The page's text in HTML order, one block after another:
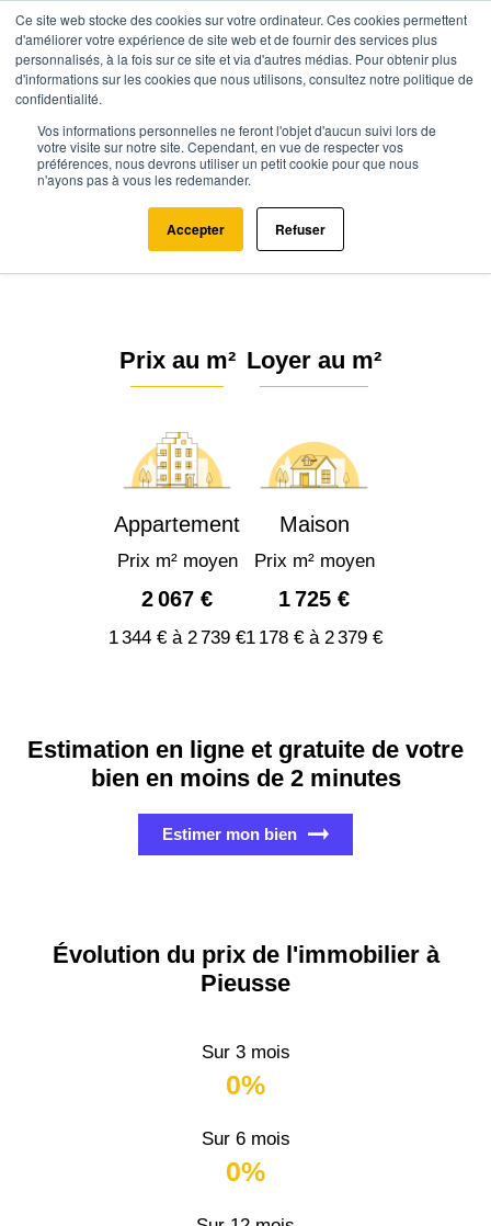
Ce site web stocke des cookies sur votre ordinateur. Ces cookies permettent
d'améliorer votre expérience de site web et de fournir des services plus
personnalisés, à la fois sur ce site et via d'autres médias. Pour obtenir plus
d'informations sur les cookies que nous utilisons, consultez notre politique de
confidentialité.
Vos informations personnelles ne feront l'objet d'aucun suivi lors de
votre visite sur notre site. Cependant, en vue de respecter vos
préférences, nous devrons utiliser un petit cookie pour que nous
n'ayons pas à vous les redemander.
Accepter Refuser
Agence.immo Prix immobilier Occitanie Aude Pieusse (11300)
Estimation immobilière à Pieusse
: Prix m² 2026
Prix au m²
Appartement
Prix m² moyen
2 067 €
1 344 € à 2 739 €
Loyer au m²
Maison
Prix m² moyen
1 725 €
1 178 € à 2 379 €
Estimation en ligne et gratuite de votre
bien en moins de 2 minutes
Estimer mon bien
Évolution du prix de l'immobilier à
Pieusse
Sur 3 mois
0%
Sur 6 mois
0%